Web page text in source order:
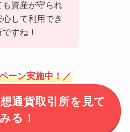
も資産が守られ
して利用でき
すね！
ーン実施中！／
通貨取引所を見て
みる！